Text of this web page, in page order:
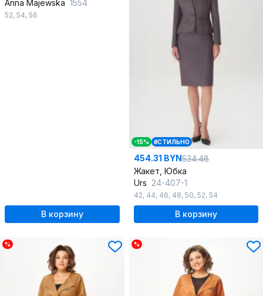
Anna Majewska 1554
52, 54, 56
В корзину
-15% #СТИЛЬНО
454.31 BYN534.48
Жакет, Юбка
Urs 24-407-1
42, 44, 46, 48, 50, 52, 54
В корзину
% %